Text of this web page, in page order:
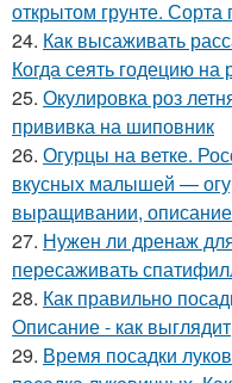
открытом грунте. Сорта
24. Как высаживать
Когда сеять годецию на
25. Окулировка роз
прививка на шиповник
26. Огурцы на ветке.
вкусных малышей —
выращивании,
27. Нужен ли дренаж
пересаживать
28. Как правильно
Описание - как выглядит
29. Время посадки